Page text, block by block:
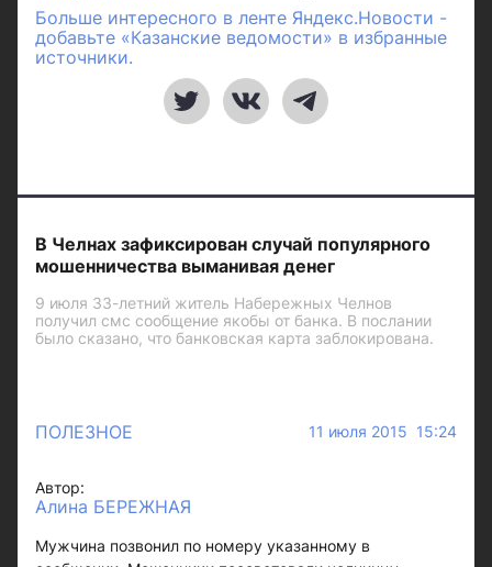
Больше интересного в ленте Яндекс.Новости -
добавьте «Казанские ведомости» в избранные
источники.
В Челнах зафиксирован случай популярного
мошенничества выманивая денег
9 июля 33-летний житель Набережных Челнов
получил смс сообщение якобы от банка. В послании
было сказано, что банковская карта заблокирована.
ПОЛЕЗНОЕ 11 июля 2015 15:24
Автор:
Алина БЕРЕЖНАЯ
Мужчина позвонил по номеру указанному в